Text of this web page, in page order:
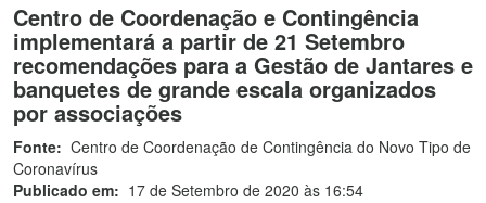
Centro de Coordenação e Contingência
implementará a partir de 21 Setembro
recomendações para a Gestão de Jantares e
banquetes de grande escala organizados
por associações
Fonte: Centro de Coordenação de Contingência do Novo Tipo de
Coronavírus
Publicado em: 17 de Setembro de 2020 às 16:54